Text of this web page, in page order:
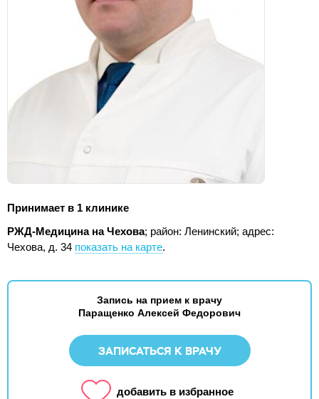
Принимает в 1 клинике
РЖД-Медицина на Чехова; район: Ленинский; адрес:
Чехова, д. 34 показать на карте.
Запись на прием к врачу
Паращенко Алексей Федорович
ЗАПИСАТЬСЯ К ВРАЧУ
добавить в избранное